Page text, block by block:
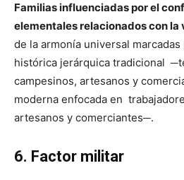
Familias influenciadas por el
elementales relacionados con
de la armonía universal
histórica jerárquica tradicional
campesinos, artesanos y
moderna enfocada en
artesanos y comerciantes─.
6. Factor militar